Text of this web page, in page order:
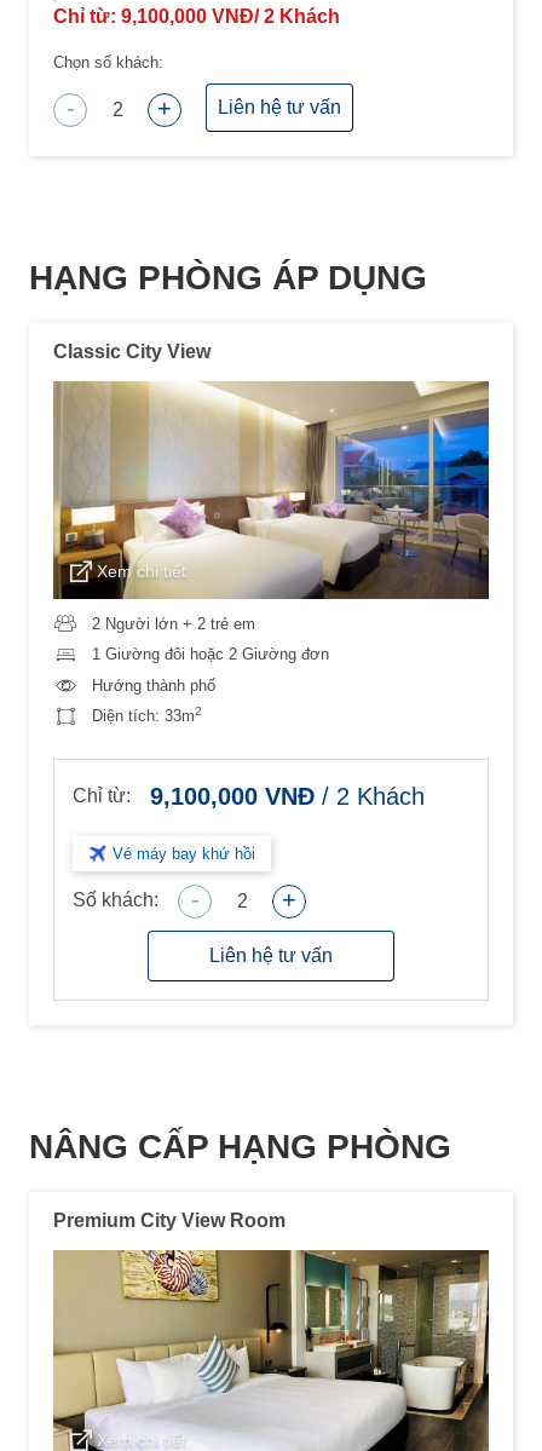
Chỉ từ: 9,100,000 VNĐ/2 Khách
Chọn số khách:
- 2 + Liên hệ tư vấn
HẠNG PHÒNG ÁP DỤNG
Classic City View
Xem chi tiết
2 Người lớn + 2 trẻ em
1 Giường đôi hoặc 2 Giường đơn
Hướng thành phố
Diện tích: 33m2
Chỉ từ: 9,100,000 VNĐ / 2 Khách
Vé máy bay khứ hồi
Số khách: - 2 +
Liên hệ tư vấn
NÂNG CẤP HẠNG PHÒNG
Premium City View Room
Xem chi tiết